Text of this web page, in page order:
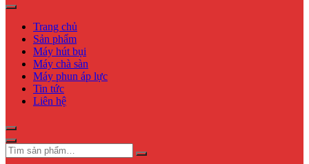
Trang chủ
Sản phẩm
Máy hút bụi
Máy chà sàn
Máy phun áp lực
Tin tức
Liên hệ